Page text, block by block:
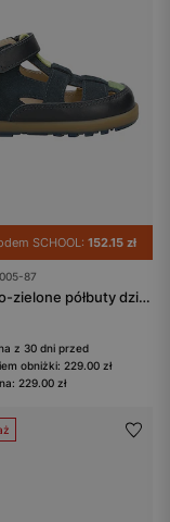
SCHOOL: 152.15 zł
87
Granatowo-zielone półbuty dziecięce z wycięciami BARTEK 86005-87
z 30 dni przed
obniżki: 229.00 zł
229.00 zł